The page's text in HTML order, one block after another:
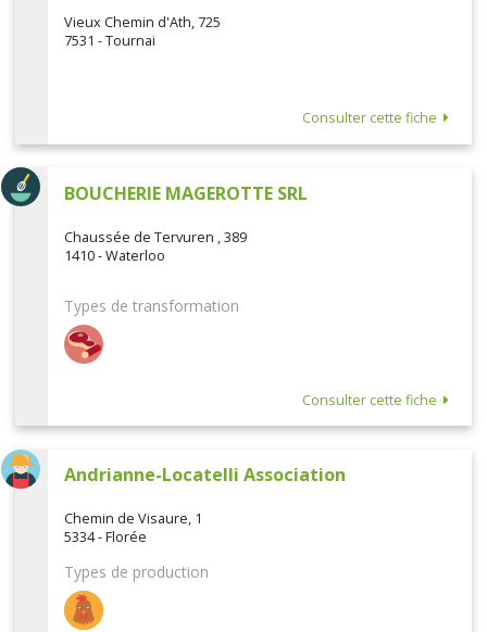
Vieux Chemin d'Ath, 725
7531 - Tournai
Consulter cette fiche
BOUCHERIE MAGEROTTE SRL
Chaussée de Tervuren , 389
1410 - Waterloo
Types de transformation
Consulter cette fiche
Andrianne-Locatelli Association
Chemin de Visaure, 1
5334 - Florée
Types de production